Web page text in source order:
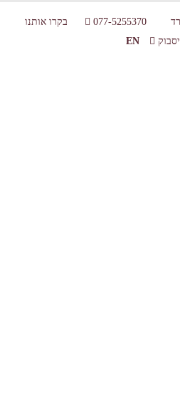
077-5255370
בקרו אותנו
EN